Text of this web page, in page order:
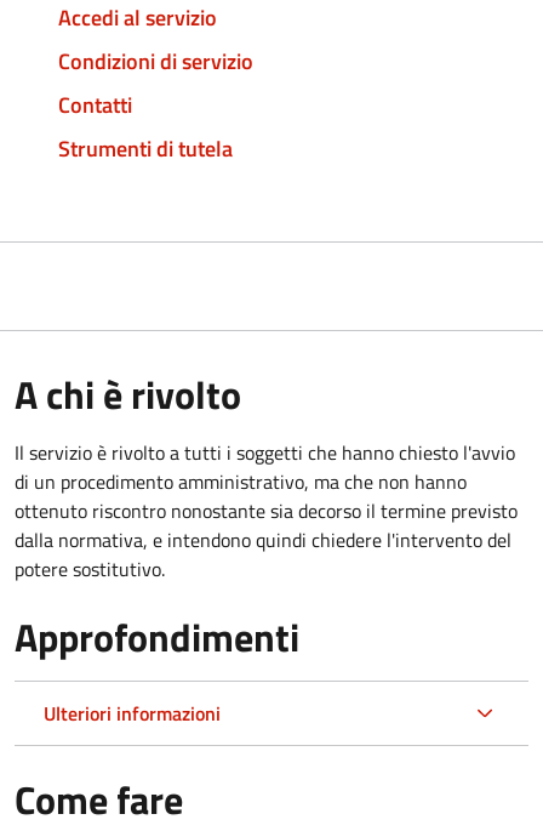
Accedi al servizio
Condizioni di servizio
Contatti
Strumenti di tutela
A chi è rivolto
Il servizio è rivolto a tutti i soggetti che hanno chiesto l'avvio
di un procedimento amministrativo, ma che non hanno
ottenuto riscontro nonostante sia decorso il termine previsto
dalla normativa, e intendono quindi chiedere l'intervento del
potere sostitutivo.
Approfondimenti
Ulteriori informazioni
Come fare